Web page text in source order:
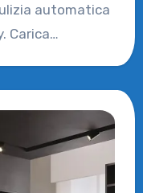
automatica
Carica…